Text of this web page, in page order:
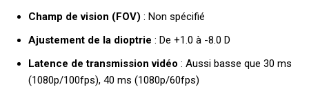
Champ de vision (FOV) : Non spécifié
Ajustement de la dioptrie : De +1.0 à -8.0 D
Latence de transmission vidéo : Aussi basse que 30 ms
(1080p/100fps), 40 ms (1080p/60fps)